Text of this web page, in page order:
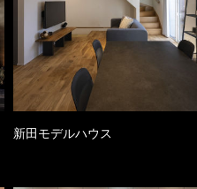
新田モデルハウス